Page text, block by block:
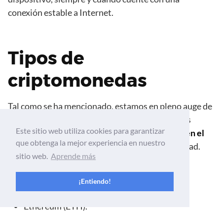
conexión estable a Internet.
Tipos de
criptomonedas
Tal como se ha mencionado, estamos en pleno auge de
las monedas descentralizadas, por lo que podrás
encontrarnumerosos tipos de criptomonedas en el
mercado, cada uno con su distintiva funcionalidad.
Entre esas, están las siguientes:
Ethereum (ETH).
Este sitio web utiliza cookies para garantizar
que obtenga la mejor experiencia en nuestro
sitio web. Aprende más
¡Entiendo!